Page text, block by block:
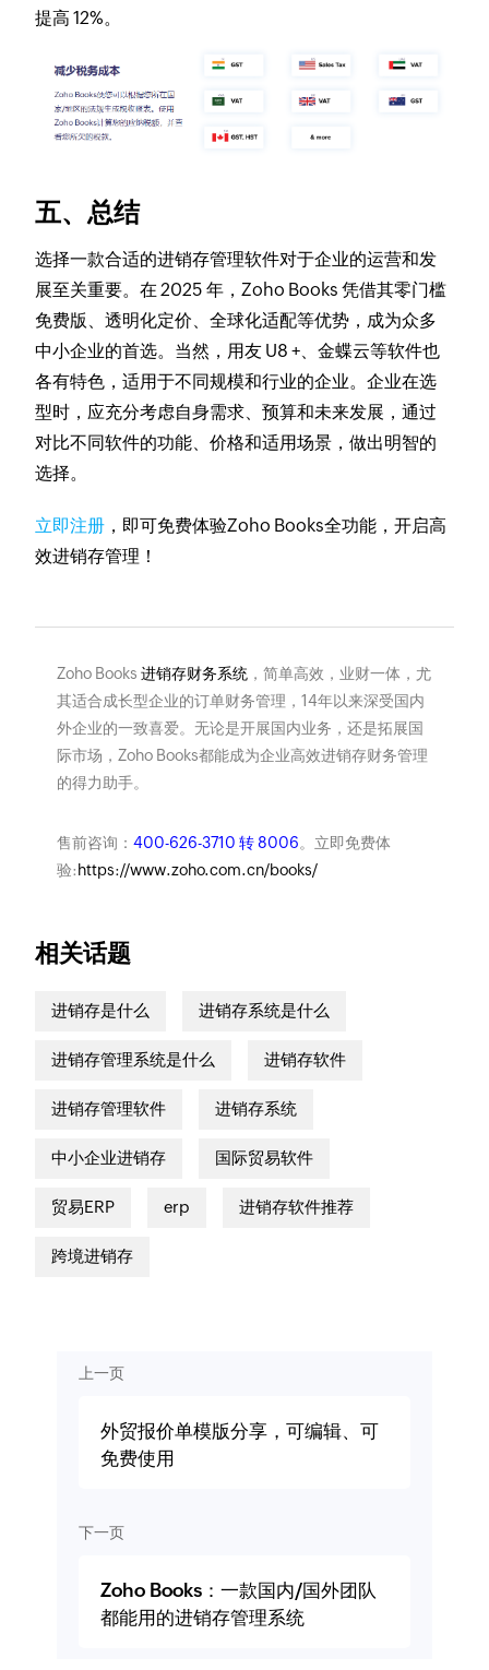
提高 12%。
五、总结
选择一款合适的进销存管理软件对于企业的运营和发
展至关重要。在 2025 年，Zoho Books 凭借其零门槛
免费版、透明化定价、全球化适配等优势，成为众多
中小企业的首选。当然，用友 U8 +、金蝶云等软件也
各有特色，适用于不同规模和行业的企业。企业在选
型时，应充分考虑自身需求、预算和未来发展，通过
对比不同软件的功能、价格和适用场景，做出明智的
选择。
立即注册 ，即可免费体验Zoho Books全功能，开启高
效进销存管理！
Zoho Books 进销存财务系统，简单高效，业财一体，尤
其适合成长型企业的订单财务管理，14年以来深受国内
外企业的一致喜爱。无论是开展国内业务，还是拓展国
际市场，Zoho Books都能成为企业高效进销存财务管理
的得力助手。
售前咨询： 400-626-3710 转 8006。立即免费体
验: https://www.zoho.com.cn/books/
相关话题
进销存是什么 进销存系统是什么
进销存管理系统是什么 进销存软件
进销存管理软件 进销存系统
中小企业进销存 国际贸易软件
贸易ERP erp 进销存软件推荐
跨境进销存
上一页
外贸报价单模版分享，可编辑、可
免费使用
下一页
Zoho Books：一款国内/国外团队
都能用的进销存管理系统